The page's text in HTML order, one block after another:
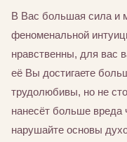
В Вас большая сила и
феноменальной
нравственны, для вас
её Вы достигаете
трудолюбивы, но не
нанесёт больше
нарушайте основы